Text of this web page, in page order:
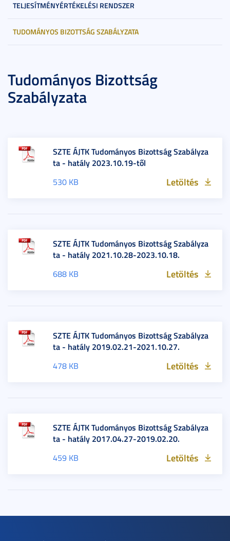
TELJESÍTMÉNYÉRTÉKELÉSI RENDSZER
TUDOMÁNYOS BIZOTTSÁG SZABÁLYZATA
Tudományos Bizottság
Szabályzata
SZTE ÁJTK Tudományos Bizottság Szabályza
ta - hatály 2023.10.19-től
530 KB Letöltés
SZTE ÁJTK Tudományos Bizottság Szabályza
ta - hatály 2021.10.28-2023.10.18.
688 KB Letöltés
SZTE ÁJTK Tudományos Bizottság Szabályza
ta - hatály 2019.02.21-2021.10.27.
478 KB Letöltés
SZTE ÁJTK Tudományos Bizottság Szabályza
ta - hatály 2017.04.27-2019.02.20.
459 KB Letöltés